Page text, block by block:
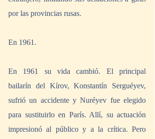
por las provincias rusas.
En 1961.
En 1961 su vida cambió. El principal
bailarín del Kírov, Konstantín Serguéyev,
sufrió un accidente y Nuréyev fue elegido
para sustituirlo en París. Allí, su actuación
impresionó al público y a la crítica. Pero